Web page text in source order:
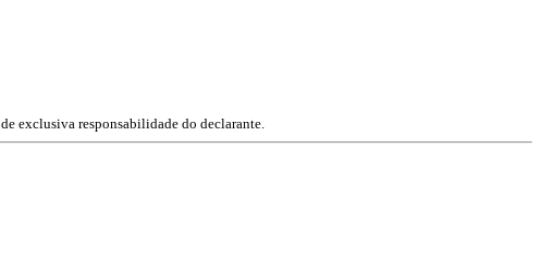
exclusiva responsabilidade do declarante.